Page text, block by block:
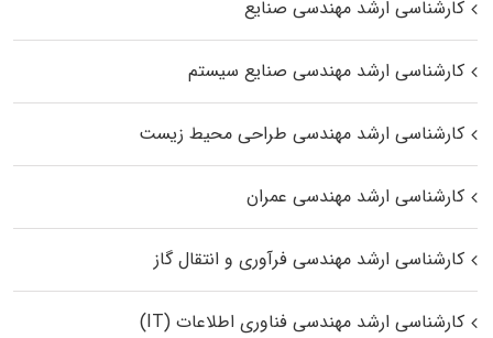
کارشناسی ارشد مهندسی صنایع
کارشناسی ارشد مهندسی صنایع سیستم
کارشناسی ارشد مهندسی طراحی محیط زیست
کارشناسی ارشد مهندسی عمران
کارشناسی ارشد مهندسی فرآوری و انتقال گاز
کارشناسی ارشد مهندسی فناوری اطلاعات (IT)